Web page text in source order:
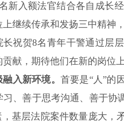
新入额法官结合各自成长
继续传承和发扬三中精神
长祝贺8名青年干警通过层
献，期待他们在新的岗位
入新环境。 首要是“人”的
习、善于思考沟通、善于协
，基层法院案件数量庞大